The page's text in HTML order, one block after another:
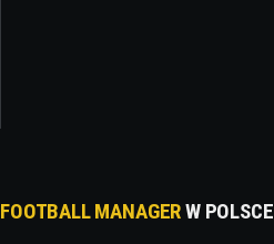
FOOTBALL MANAGERW POLSCE